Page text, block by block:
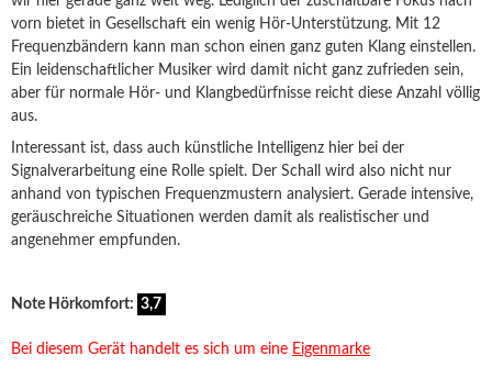
vorn bietet in Gesellschaft ein wenig Hör-Unterstützung. Mit 12
Frequenzbändern kann man schon einen ganz guten Klang einstellen.
Ein leidenschaftlicher Musiker wird damit nicht ganz zufrieden sein,
aber für normale Hör- und Klangbedürfnisse reicht diese Anzahl völlig
aus.
Interessant ist, dass auch künstliche Intelligenz hier bei der
Signalverarbeitung eine Rolle spielt. Der Schall wird also nicht nur
anhand von typischen Frequenzmustern analysiert. Gerade intensive,
geräuschreiche Situationen werden damit als realistischer und
angenehmer empfunden.
Note Hörkomfort: 3,7
Bei diesem Gerät handelt es sich um eine Eigenmarke